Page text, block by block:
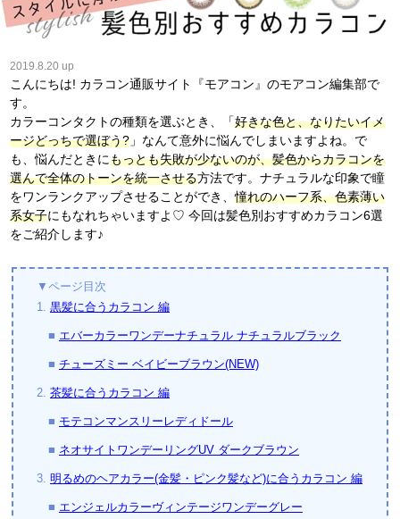
2019.8.20 up
こんにちは! カラコン通販サイト『モアコン』のモアコン編集部で
す。
カラーコンタクトの種類を選ぶとき、「好きな色と、なりたいイメ
ージどっちで選ぼう? 」なんて意外に悩んでしまいますよね。で
も、悩んだときにもっとも失敗が少ないのが、髪色からカラコンを
選んで全体のトーンを統一させる方法です。ナチュラルな印象で瞳
をワンランクアップさせることができ、憧れのハーフ系、色素薄い
系女子にもなれちゃいますよ♡ 今回は髪色別おすすめカラコン6選
をご紹介します♪
▼ページ目次
1. 黒髪に合うカラコン 編
■ エバーカラーワンデーナチュラル ナチュラルブラック
■ チューズミー ベイビーブラウン(NEW)
2. 茶髪に合うカラコン 編
■ モテコンマンスリーレディドール
■ ネオサイトワンデーリングUV ダークブラウン
3. 明るめのヘアカラー(金髪・ピンク髪など)に合うカラコン 編
■ エンジェルカラーヴィンテージワンデーグレー